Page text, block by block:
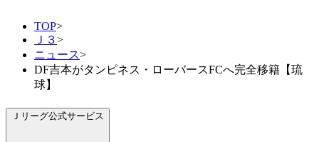
TOP>
Ｊ３>
ニュース>
DF吉本がタンピネス・ローバースFCへ完全移籍【琉
球】
Ｊリーグ公式サービス